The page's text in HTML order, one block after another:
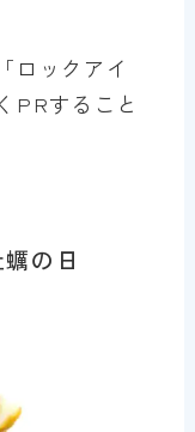
ロックアイ
PRすること
の日